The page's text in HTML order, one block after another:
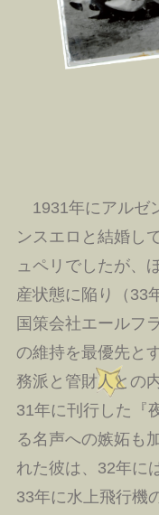
1931年にアルゼ
ンスエロと結婚し
ュペリでしたが、
産状態に陥り（33
国策会社エールフ
の維持を最優先と
務派と管財人との
31年に刊行した『
る名声への嫉妬も
れた彼は、32年に
33年に水上飛行機